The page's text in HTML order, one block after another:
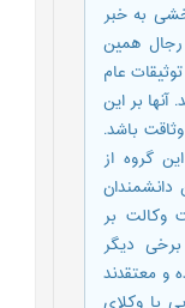
به خبر
همین
عام
بر این
باشد.
گروه از
وکالت بر
دیگر
و معتقدند